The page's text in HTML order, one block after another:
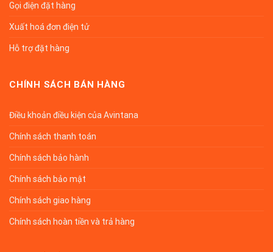
Gọi điện đặt hàng
Xuất hoá đơn điện tử
Hỗ trợ đặt hàng
CHÍNH SÁCH BÁN HÀNG
Điều khoản điều kiện của Avintana
Chính sách thanh toán
Chính sách bảo hành
Chính sách bảo mật
Chính sách giao hàng
Chính sách hoàn tiền và trả hàng